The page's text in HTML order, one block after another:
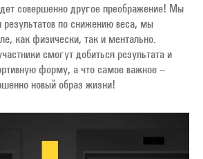
совершенно другое преображение! Мы
результатов по снижению веса, мы
как физически, так и ментально. ⁣⁣⠀ ⁣⁣⠀
смогут добиться результата и
форму, а что самое важное –
новый образ жизни! ⁣⁣⠀